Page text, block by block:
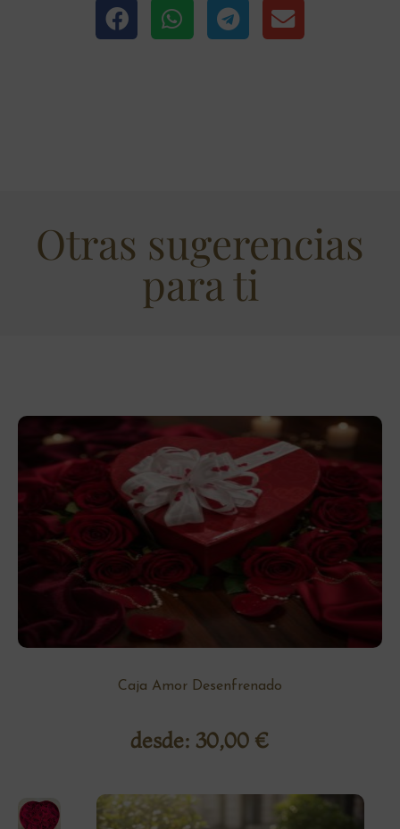
Otras sugerencias
para ti
Caja Amor Desenfrenado
desde: 30,00 €